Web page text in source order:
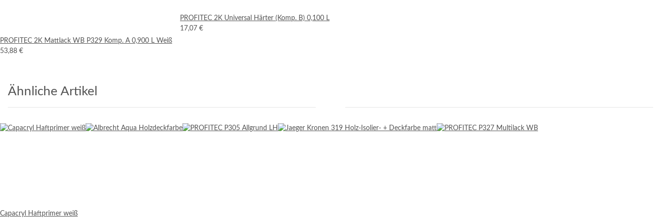
PROFITEC 2K Mattlack WB P329 Komp. A 0,900 L Weiß
53,88 €
PROFITEC 2K Universal Härter (Komp. B) 0,100 L
17,07 €
Ähnliche Artikel
Capacryl Haftprimer weiß